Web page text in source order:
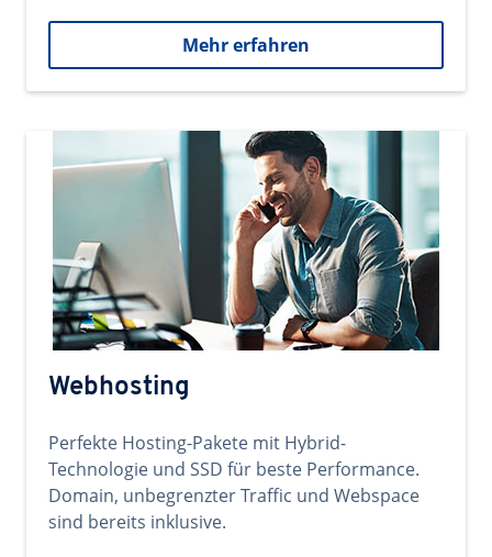
Mehr erfahren
Webhosting
Perfekte Hosting-Pakete mit Hybrid-
Technologie und SSD für beste Performance.
Domain, unbegrenzter Traffic und Webspace
sind bereits inklusive.